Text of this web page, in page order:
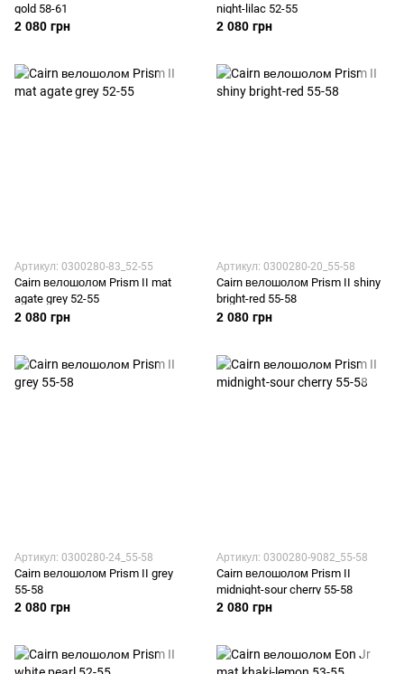
gold 58-61
2 080 грн
night-lilac 52-55
2 080 грн
Артикул: 0300280-83_52-55
Cairn велошолом Prism II mat
agate grey 52-55
2 080 грн
Артикул: 0300280-20_55-58
Cairn велошолом Prism II shiny
bright-red 55-58
2 080 грн
Артикул: 0300280-24_55-58
Cairn велошолом Prism II grey
55-58
2 080 грн
Артикул: 0300280-9082_55-58
Cairn велошолом Prism II
midnight-sour cherry 55-58
2 080 грн